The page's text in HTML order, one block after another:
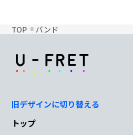
TOP バンド
旧デザインに切り替える
トップ